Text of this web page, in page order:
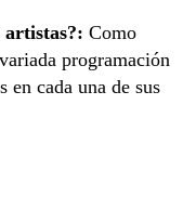
artistas?: Como
programación
en cada una de sus